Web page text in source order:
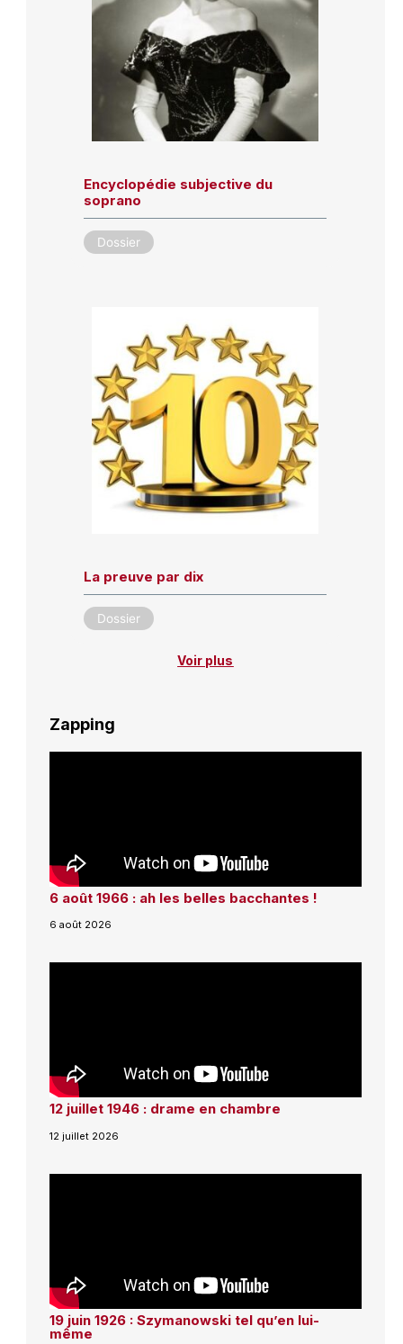
Encyclopédie subjective du
soprano
Dossier
La preuve par dix
Dossier
Voir plus
Zapping
6 août 1966 : ah les belles bacchantes !
6 août 2026
12 juillet 1946 : drame en chambre
12 juillet 2026
19 juin 1926 : Szymanowski tel qu’en lui-
même